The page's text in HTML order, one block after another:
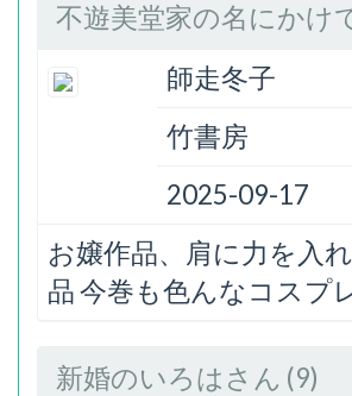
不遊美堂家の名にかけ
師走冬子
竹書房
2025-09-17
お嬢作品、肩に力を入
品 今巻も色んなコスプ
新婚のいろはさん (9)